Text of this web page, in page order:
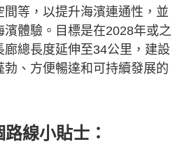
等，以提升海濱連通性，並
體驗。目標是在2028年或之
總長度延伸至34公里，建設
、方便暢達和可持續發展的
線小貼士：